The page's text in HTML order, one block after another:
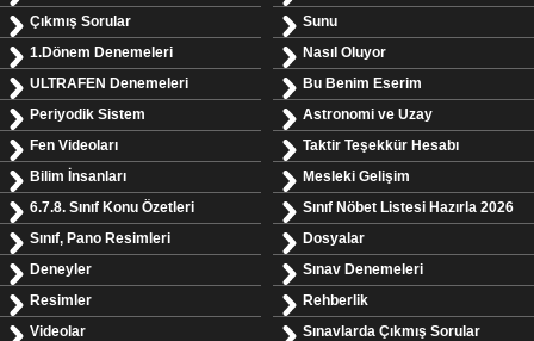
Çıkmış Sorular
1.Dönem Denemeleri
ULTRAFEN Denemeleri
Periyodik Sistem
Fen Videoları
Bilim İnsanları
6.7.8. Sınıf Konu Özetleri
Sınıf, Pano Resimleri
Deneyler
Resimler
Videolar
Sunu
Nasıl Oluyor
Bu Benim Eserim
Astronomi ve Uzay
Taktir Teşekkür Hesabı
Mesleki Gelişim
Sınıf Nöbet Listesi Hazırla 2026
Dosyalar
Sınav Denemeleri
Rehberlik
Sınavlarda Çıkmış Sorular